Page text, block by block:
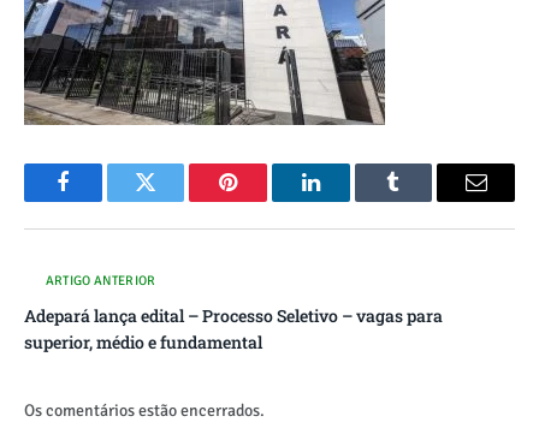
FacebookTwitter Pinterest O
Tumblr
E-
ARTIGO ANTERIOR
Adepará lança edital – Processo Seletivo – vagas para
superior, médio e fundamental
Os comentários estão encerrados.